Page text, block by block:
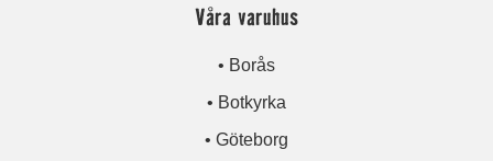
Våra varuhus
• Borås
• Botkyrka
• Göteborg